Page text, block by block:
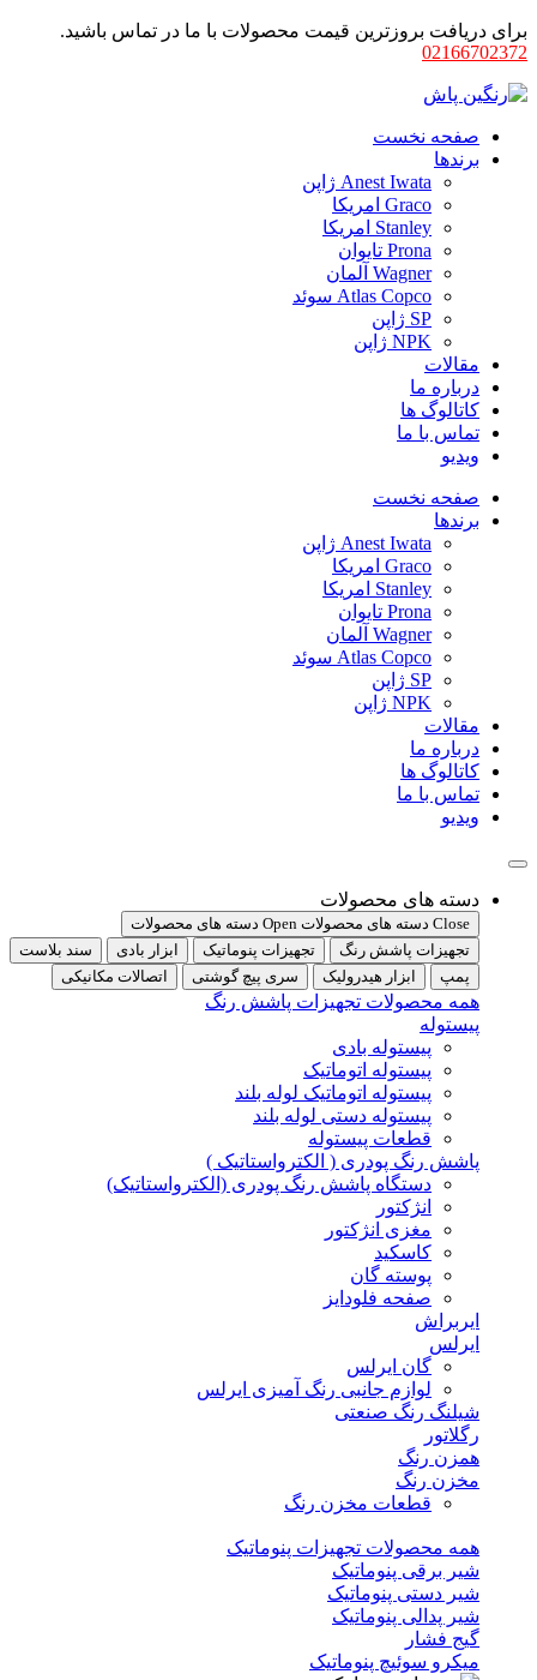
برای دریافت بروزترین قیمت محصولات با ما در تماس باشید.
02166702372
صفحه نخست
برندها
Anest Iwata ژاپن
Graco امریکا
Stanley امریکا
Prona تایوان
Wagner آلمان
Atlas Copco سوئد
SP ژاپن
NPK ژاپن
مقالات
درباره ما
کاتالوگ ها
تماس با ما
ویدیو
صفحه نخست
برندها
Anest Iwata ژاپن
Graco امریکا
Stanley امریکا
Prona تایوان
Wagner آلمان
Atlas Copco سوئد
SP ژاپن
NPK ژاپن
مقالات
درباره ما
کاتالوگ ها
تماس با ما
ویدیو
دسته های محصولات
Close دسته های محصولات
Open دسته های محصولات
تجهیزات پاشش رنگ
تجهیزات پنوماتیک ابزار بادی
سند بلاست
پمپ
ابزار هیدرولیک سری پیچ گوشتی اتصالات مکانیکی
همه محصولات تجهیزات پاشش رنگ
پیستوله
پیستوله بادی
پیستوله اتوماتیک
پیستوله اتوماتیک لوله بلند
پیستوله دستی لوله بلند
قطعات پیستوله
پاشش رنگ پودری ( الکترواستاتیک )
دستگاه پاشش رنگ پودری (الکترواستاتیک)
انژکتور
مغزی انژکتور
کاسکید
پوسته گان
صفحه فلودایز
ایربراش
ایرلس
گان ایرلس
لوازم جانبی رنگ آمیزی ایرلس
شیلنگ رنگ صنعتی
رگلاتور
همزن رنگ
مخزن رنگ
قطعات مخزن رنگ
همه محصولات تجهیزات پنوماتیک
شیر برقی پنوماتیک
شیر دستی پنوماتیک
شیر پدالی پنوماتیک
گیج فشار
میکرو سوئیچ پنوماتیک